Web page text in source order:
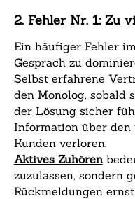
2. Fehler Nr. 1: Zu
Ein häufiger Fehler
Gespräch zu
Selbst erfahrene
den Monolog, sobald
der Lösung sicher
Information über den
Kunden verloren.
Aktives Zuhören
zuzulassen, sondern
Rückmeldungen